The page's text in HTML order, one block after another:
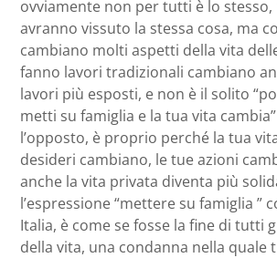
ovviamente non per tutti è lo
avranno vissuto la stessa cosa, ma
cambiano molti aspetti della vita
fanno lavori tradizionali cambiano
lavori più esposti, e non è il solito
metti su famiglia e la tua vita
l’opposto, è proprio perché la tua
desideri cambiano, le tue azioni
anche la vita privata diventa più
l’espressione “mettere su famiglia ”
Italia, è come se fosse la fine di tutti
della vita, una condanna nella quale